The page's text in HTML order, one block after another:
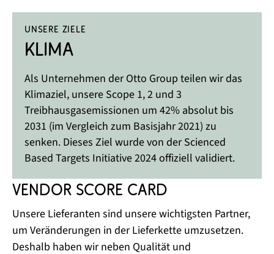
UNSERE ZIELE
Klima
Als Unternehmen der Otto Group teilen wir das
Klimaziel, unsere Scope 1, 2 und 3
Treibhausgasemissionen um 42% absolut bis
2031 (im Vergleich zum Basisjahr 2021) zu
senken. Dieses Ziel wurde von der Scienced
Based Targets Initiative 2024 offiziell validiert. ​
Vendor Score Card
Unsere Lieferanten sind unsere wichtigsten Partner,
um Veränderungen in der Lieferkette umzusetzen.
Deshalb haben wir neben Qualität und